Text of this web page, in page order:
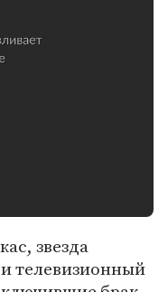
звезда
телевизионный